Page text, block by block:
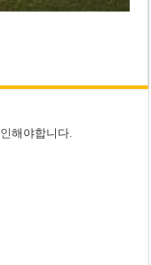
해야합니다.